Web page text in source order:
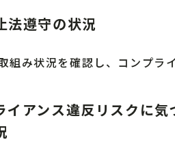
法遵守の状況
組み状況を確認し、コンプラ
イアンス違反リスクに